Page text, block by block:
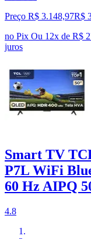
Preço R$ 3.148,97R$
no Pix Ou 12x de R$
juros
Smart TV
P7L WiFi
60 Hz AIPQ
4.8